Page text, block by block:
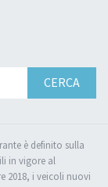
CERCA
è definito sulla
in vigore al
2018, i veicoli nuovi